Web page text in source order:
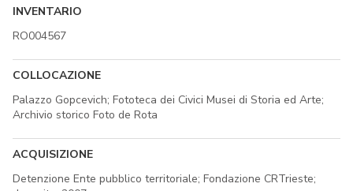
INVENTARIO
RO004567
COLLOCAZIONE
Palazzo Gopcevich; Fototeca dei Civici Musei di Storia ed Arte;
Archivio storico Foto de Rota
ACQUISIZIONE
Detenzione Ente pubblico territoriale; Fondazione CRTrieste;